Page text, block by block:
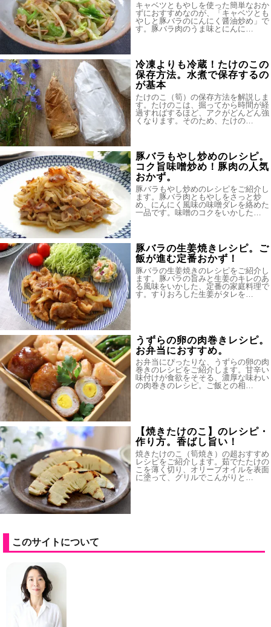
キャベツともやしを使った簡単なおか
ずにおすすめなのが、「キャベツとも
やしと豚バラのにんにく醤油炒め」で
す。豚バラ肉のうま味とにんに…
冷凍よりも冷蔵！たけのこの
保存方法。水煮で保存するの
が基本
たけのこ（筍）の保存方法を解説しま
す。たけのこは、掘ってから時間が経
過すればするほど、アクがどんどん強
くなります。そのため、たけの…
豚バラもやし炒めのレシピ。
コク旨味噌炒め！豚肉の人気
おかず。
豚バラもやし炒めのレシピをご紹介し
ます。豚バラ肉ともやしをさっと炒
め、にんにく風味の味噌ダレを絡めた
一品です。味噌のコクをいかした…
豚バラの生姜焼きレシピ。ご
飯が進む定番おかず！
豚バラの生姜焼きのレシピをご紹介し
ます。豚バラの旨みと生姜のキレのあ
る風味をいかした、定番の家庭料理で
す。すりおろした生姜がタレを…
うずらの卵の肉巻きレシピ。
お弁当におすすめ。
お弁当にぴったりな、うずらの卵の肉
巻きのレシピをご紹介します。甘辛い
味付けが食欲をそそる、濃厚な味わい
の肉巻きのレシピ。ご飯との相…
【焼きたけのこ】のレシピ・
作り方。香ばし旨い！
焼きたけのこ（筍焼き）の超おすすめ
レシピをご紹介します。茹でたたけの
こを薄く切り、オリーブオイルを表面
に塗って、グリルでこんがりと…
このサイトについて